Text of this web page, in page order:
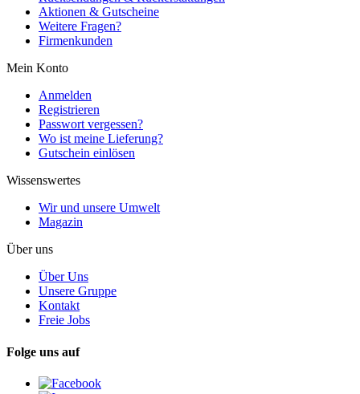
Aktionen & Gutscheine
Weitere Fragen?
Firmenkunden
Mein Konto
Anmelden
Registrieren
Passwort vergessen?
Wo ist meine Lieferung?
Gutschein einlösen
Wissenswertes
Wir und unsere Umwelt
Magazin
Über uns
Über Uns
Unsere Gruppe
Kontakt
Freie Jobs
Folge uns auf